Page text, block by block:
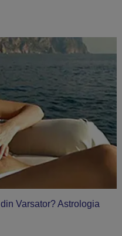
Varsator? Astrologia